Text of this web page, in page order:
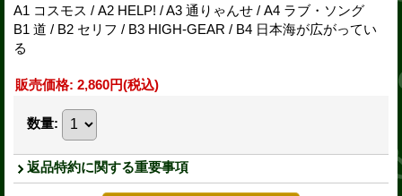
A1 コスモス / A2 HELP! / A3 通りゃんせ / A4 ラブ・ソング
B1 道 / B2 セリフ / B3 HIGH-GEAR / B4 日本海が広がってい
る
販売価格: 2,860円(税込)
数量:
返品特約に関する重要事項